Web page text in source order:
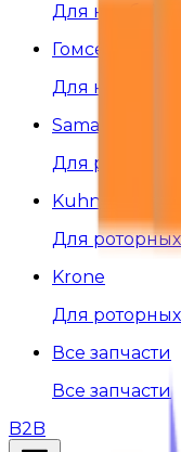
Для
Гомсельмаш
Для
Samasz
Для роторных
Kuhn
Для
Krone
Для
Все запчасти
Все запчасти
B2B